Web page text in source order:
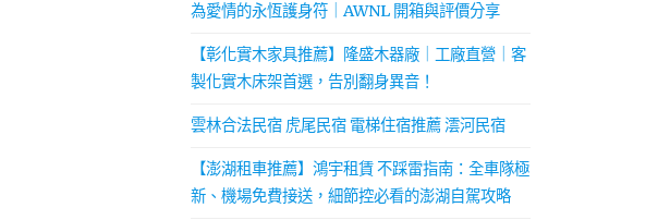
為愛情的永恆護身符｜AWNL 開箱與評價分享
【彰化實木家具推薦】隆盛木器廠｜工廠直營｜客
製化實木床架首選，告別翻身異音！
雲林合法民宿 虎尾民宿 電梯住宿推薦 澐河民宿
【澎湖租車推薦】鴻宇租賃 不踩雷指南：全車隊極
新、機場免費接送，細節控必看的澎湖自駕攻略